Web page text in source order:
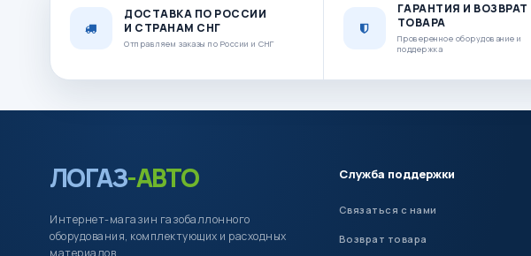
ДОСТАВКА ПО РОССИИ
И СТРАНАМ СНГ
Отправляем заказы по России и СНГ
ГАРАНТИЯ И ВОЗВРАТ
ТОВАРА
Проверенное оборудование и
поддержка
ЛОГАЗ-АВТО
Интернет-магазин газобаллонного
оборудования, комплектующих и расходных
Служба поддержки
Связаться с нами
Возврат товара